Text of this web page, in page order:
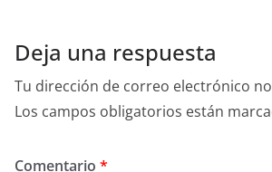
Deja una respuesta
Tu dirección de correo electrónico
Los campos obligatorios están
Comentario *